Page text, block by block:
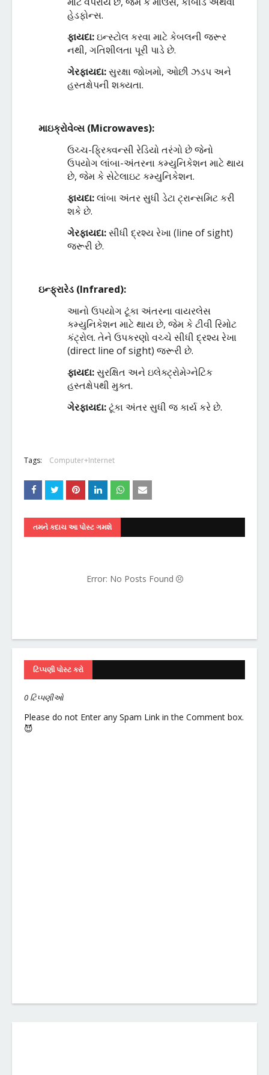
હેડફોન્સ.
ફાયદા:ઇન્સ્ટોલકરવામાટેકેબલની જરૂર
નથી, ગતિશીલતાપૂરી પાડે છે.
ગેરફાયદા:સુરક્ષાજોખમો, ઓછી ઝડપઅને
હસ્તક્ષેપની શક્યતા.
માઇક્રોવેવ્સ (Microwaves):
ઉચ્ચ-ફ્રિક્વન્સી રેડિયોતરંગોછેજેનો
ઉપયોગ લાંબા-અંતરનાકમ્યુનિકેશનમાટેથાય
છે, જેમકેસેટેલાઇટકમ્યુનિકેશન.
ફાયદા:લાંબાઅંતરસુધી ડેટાટ્રાન્સમિટકરી
શકેછે.
ગેરફાયદા:સીધી દ્રશ્યરેખા(line of sight)
જરૂરી છે.
ઇન્ફ્રારેડ (Infrared):
આનોઉપયોગ ટૂંકાઅંતરનાવાયરલેસ
કમ્યુનિકેશનમાટેથાયછે, જેમકેટીવી રિમોટ
કંટ્રોલ. તેનેઉપકરણોવચ્ચે સીધી દ્રશ્યરેખા
(direct line of sight) જરૂરી છે.
ફાયદા:સુરક્ષિત અનેઇલેક્ટ્રોમેગ્નેટિક
હસ્તક્ષેપથી મુક્ત.
ગેરફાયદા:ટૂંકાઅંતરસુધી જકાર્યકરેછે.
Tags: Computer+Internet
તમને કદાચ આ પોસ્ટ ગમશે
Error: No Posts Found
ટિપ્પણી પોસ્ટ કરો
0 ટિપ્પણીઓ
Please do not Enter any Spam Link in the Comment box.
😈